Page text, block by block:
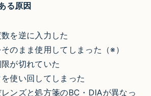
る原因
を逆に入力した
のまま使用してしまった （※）
が切れていた
使い回してしまった
ンズと処方箋のBC・DIAが異なっ